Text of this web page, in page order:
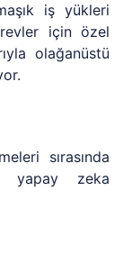
iş yükleri
için özel
olağanüstü
sırasında
yapay zeka